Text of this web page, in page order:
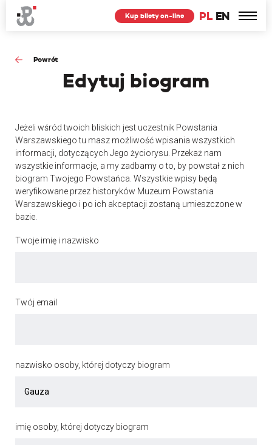
PL EN
Kup bilety on-line
Powrót
Edytuj biogram
Jeżeli wśród twoich bliskich jest uczestnik Powstania
Warszawskiego tu masz możliwość wpisania wszystkich
informacji, dotyczących Jego życiorysu. Przekaż nam
wszystkie informacje, a my zadbamy o to, by powstał z nich
biogram Twojego Powstańca. Wszystkie wpisy będą
weryfikowane przez historyków Muzeum Powstania
Warszawskiego i po ich akceptacji zostaną umieszczone w
bazie.
Twoje imię i nazwisko
Twój email
nazwisko osoby, której dotyczy biogram
imię osoby, której dotyczy biogram